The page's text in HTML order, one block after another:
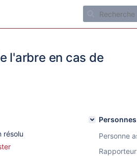
l'arbre en cas de
résolu
Personnes
Personne